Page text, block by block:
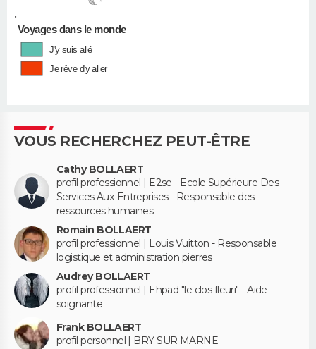
•
Voyages dans le monde
J'y suis allé
Je rêve d'y aller
VOUS RECHERCHEZ PEUT-ÊTRE
Cathy BOLLAERT
profil professionnel | E2se - Ecole Supérieure Des
Services Aux Entreprises - Responsable des
ressources humaines
Romain BOLLAERT
profil professionnel | Louis Vuitton - Responsable
logistique et administration pierres
Audrey BOLLAERT
profil professionnel | Ehpad "le clos fleuri" - Aide
soignante
Frank BOLLAERT
profil personnel | BRY SUR MARNE